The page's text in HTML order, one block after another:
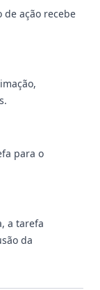
ação recebe
para o
a tarefa
da